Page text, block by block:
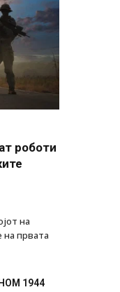
роботи
на
првата
1944